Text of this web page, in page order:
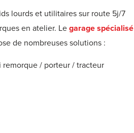
lourds et utilitaires sur route 5j/7
en atelier. Legarage spécialisé
de nombreuses solutions :
/ porteur / tracteur